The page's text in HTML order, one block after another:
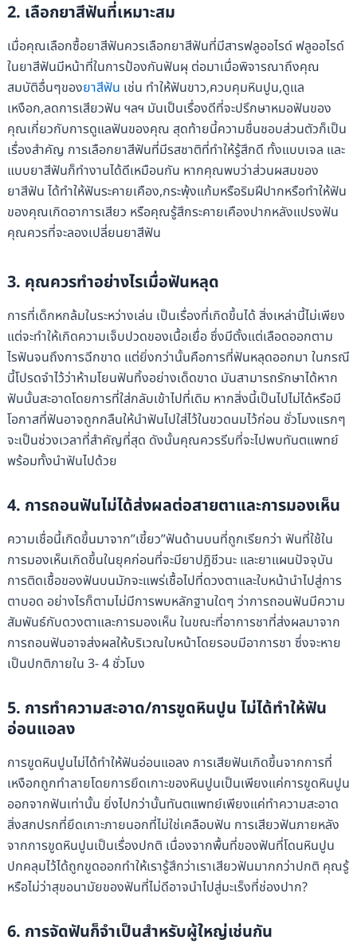
2. เลือกยาสีฟันที่เหมาะสม
เมื่อคุณเลือกซื้อยาสีฟันควรเลือกยาสีฟันที่มีสารฟลูออไรด์ ฟลูออไรด์
ในยาสีฟันมีหน้าที่ในการป้องกันฟันผุ ต่อมาเมื่อพิจารณาถึงคุณ
สมบัติอื่นๆของยาสีฟัน เช่น ทำให้ฟันขาว,ควบคุมหินปูน,ดูแล
เหงือก,ลดการเสียวฟัน ฯลฯ มันเป็นเรื่องดีที่จะปรึกษาหมอฟันของ
คุณเกี่ยวกับการดูแลฟันของคุณ สุดท้ายนี้ความชื่นชอบส่วนตัวก็เป็น
เรื่องสำคัญ การเลือกยาสีฟันที่มีรสชาติที่ทำให้รู้สึกดี ทั้งแบบเจล และ
แบบยาสีฟันก็ทำงานได้ดีเหมือนกัน หากคุณพบว่าส่วนผสมของ
ยาสีฟัน ได้ทำให้ฟันระคายเคือง,กระพุ้งแก้มหรือริมฝีปากหรือทำให้ฟัน
ของคุณเกิดอาการเสียว หรือคุณรู้สึกระคายเคืองปากหลังแปรงฟัน
คุณควรที่จะลองเปลี่ยนยาสีฟัน
3. คุณควรทำอย่างไรเมื่อฟันหลุด
การที่เด็กหกล้มในระหว่างเล่น เป็นเรื่องที่เกิดขึ้นได้ สิ่งเหล่านี้ไม่เพียง
แต่จะทำให้เกิดความเจ็บปวดของเนื้อเยื่อ ซึ่งมีตั้งแต่เลือดออกตาม
ไรฟันจนถึงการฉีกขาด แต่ยิ่งกว่านั้นคือการที่ฟันหลุดออกมา ในกรณี
นี้โปรดจำไว้ว่าห้ามโยนฟันทิ้งอย่างเด็ดขาด มันสามารถรักษาได้หาก
ฟันนั้นสะอาดโดยการที่ใส่กลับเข้าไปที่เดิม หากสิ่งนี้เป็นไปไม่ได้หรือมี
โอกาสที่ฟันอาจถูกกลืนให้นำฟันไปใส่ไว้ในขวดนมไว้ก่อน ชั่วโมงแรกๆ
จะเป็นช่วงเวลาที่สำคัญที่สุด ดังนั้นคุณควรรีบที่จะไปพบทันตแพทย์
พร้อมทั้งนำฟันไปด้วย
4. การถอนฟันไม่ได้ส่งผลต่อสายตาและการมองเห็น
ความเชื่อนี้เกิดขึ้นมาจาก”เขี้ยว”ฟันด้านบนที่ถูกเรียกว่า ฟันที่ใช้ใน
การมองเห็นเกิดขึ้นในยุคก่อนที่จะมียาปฎิชีวนะ และยาแผนปัจจุบัน
การติดเชื้อของฟันบนมักจะแพร่เชื้อไปที่ดวงตาและใบหน้านำไปสู่การ
ตาบอด อย่างไรก็ตามไม่มีการพบหลักฐานใดๆ ว่าการถอนฟันมีความ
สัมพันธ์กับดวงตาและการมองเห็น ในขณะที่อาการชาที่ส่งผลมาจาก
การถอนฟันอาจส่งผลให้บริเวณใบหน้าโดยรอบมีอาการชา ซึ่งจะหาย
เป็นปกติภายใน 3- 4 ชั่วโมง
5. การทำความสะอาด/การขูดหินปูน ไม่ได้ทำให้ฟัน
อ่อนแอลง
การขูดหินปูนไม่ได้ทำให้ฟันอ่อนแอลง การเสียฟันเกิดขึ้นจากการที่
เหงือกถูกทำลายโดยการยึดเกาะของหินปูนเป็นเพียงแค่การขูดหินปูน
ออกจากฟันเท่านั้น ยิ่งไปกว่านั้นทันตแพทย์เพียงแค่ทำความสะอาด
สิ่งสกปรกที่ยึดเกาะภายนอกที่ไม่ใช่เคลือบฟัน การเสียวฟันภายหลัง
จากการขูดหินปูนเป็นเรื่องปกติ เนื่องจากพื้นที่ของฟันที่โดนหินปูน
ปกคลุมไว้ได้ถูกขูดออกทำให้เรารู้สึกว่าเราเสียวฟันมากกว่าปกติ คุณรู้
หรือไม่ว่าสุขอนามัยของฟันที่ไม่ดีอาจนำไปสู่มะเร็งที่ช่องปาก?
6. การจัดฟันก็จำเป็นสำหรับผู้ใหญ่เช่นกัน